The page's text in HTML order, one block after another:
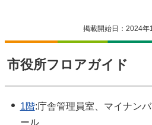
掲載開始日：2024年
市役所フロアガイド
1階:庁舎管理員室、マイナン
ール